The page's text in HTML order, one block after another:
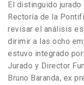
El distinguido
Rectoría de la
revisar el análisis
dirimir a las ocho
estuvo integrado
Jurado y Director
Bruno Baranda, ex